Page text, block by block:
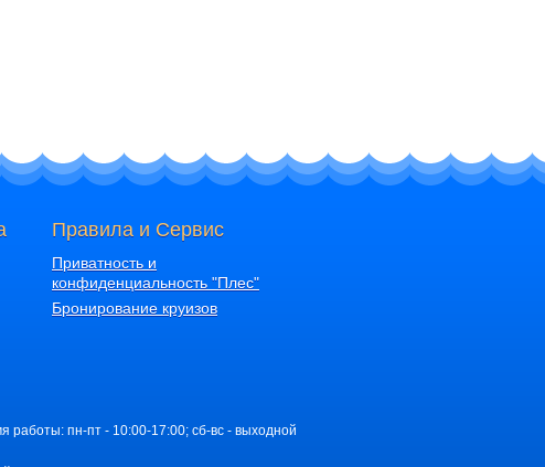
Правила и Сервис
Приватность и
конфиденциальность "Плес"
Бронирование круизов
работы: пн-пт - 10:00-17:00; сб-вс - выходной